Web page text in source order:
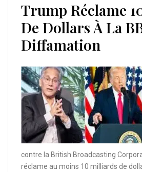
Trump Réclame
De Dollars À La
Diffamation
contre la British Broadcasting
réclame au moins 10 milliards de